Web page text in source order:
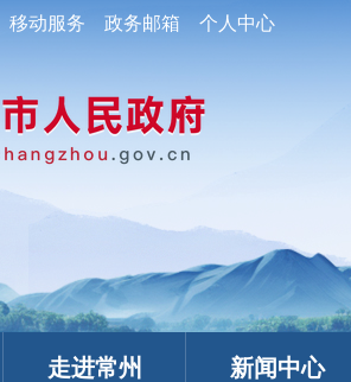
移动服务 政务邮箱 个人中心
走进常州 新闻中心